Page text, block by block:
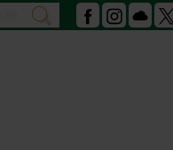
suchen Facebook